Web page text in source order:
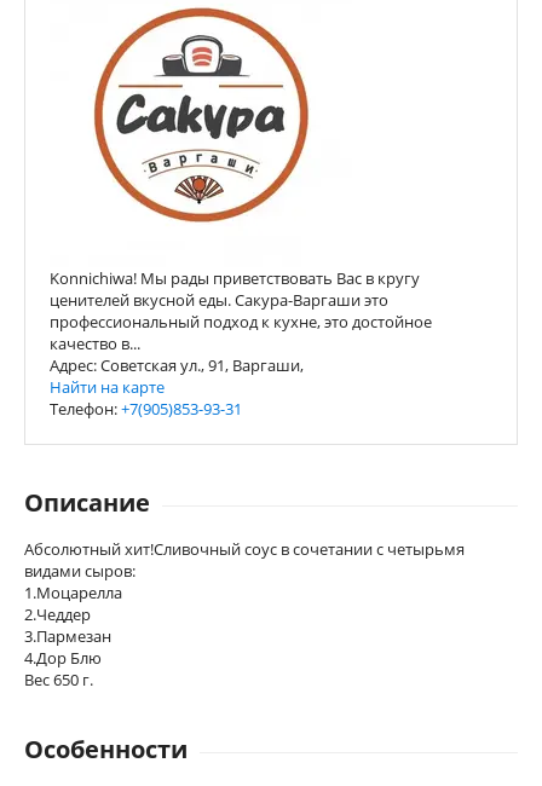
Konnichiwa! Мы рады приветствовать Вас в кругу
ценителей вкусной еды. Сакура-Варгаши это
профессиональный подход к кухне, это достойное
качество в...
Адрес: Советская ул., 91, Варгаши,
Найти на карте
Телефон:+7(905)853-93-31
Описание
Абсолютный хит!Сливочный соус в сочетании с четырьмя
видами сыров:
1.Моцарелла
2.Чеддер
3.Пармезан
4.Дор Блю
Вес 650 г.
Особенности